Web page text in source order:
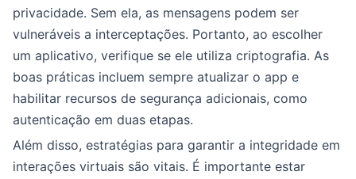
privacidade. Sem ela, as mensagens podem ser
vulneráveis a interceptações. Portanto, ao escolher
um aplicativo, verifique se ele utiliza criptografia. As
boas práticas incluem sempre atualizar o app e
habilitar recursos de segurança adicionais, como
autenticação em duas etapas.
Além disso, estratégias para garantir a integridade em
interações virtuais são vitais. É importante estar